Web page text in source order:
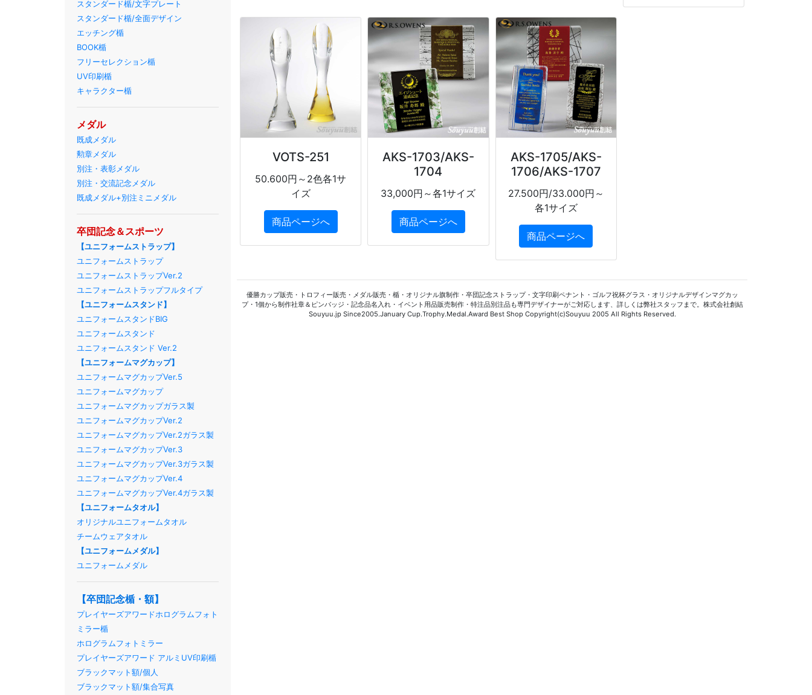
スタンダード楯/文字プレート
スタンダード楯/全面デザイン
エッチング楯
BOOK楯
フリーセレクション楯
UV印刷楯
キャラクター楯
メダル
既成メダル
勲章メダル
別注・表彰メダル
別注・交流記念メダル
既成メダル+別注ミニメダル
卒団記念＆スポーツ
【ユニフォームストラップ】
ユニフォームストラップ
ユニフォームストラップVer.2
ユニフォームストラップフルタイプ
【ユニフォームスタンド】
ユニフォームスタンドBIG
ユニフォームスタンド
ユニフォームスタンド Ver.2
【ユニフォームマグカップ】
ユニフォームマグカップVer.5
ユニフォームマグカップ
ユニフォームマグカップガラス製
ユニフォームマグカップVer.2
ユニフォームマグカップVer.2ガラス製
ユニフォームマグカップVer.3
ユニフォームマグカップVer.3ガラス製
ユニフォームマグカップVer.4
ユニフォームマグカップVer.4ガラス製
【ユニフォームタオル】
オリジナルユニフォームタオル
チームウェアタオル
【ユニフォームメダル】
ユニフォームメダル
【卒団記念楯・額】
プレイヤーズアワードホログラムフォト
ミラー楯
ホログラムフォトミラー
プレイヤーズアワード アルミUV印刷楯
ブラックマット額/個人
ブラックマット額/集合写真
VOTS-251
50.600円～2色各1サ
イズ
商品ページへ
AKS-1703/AKS-
1704
33,000円～各1サイズ
商品ページへ
AKS-1705/AKS-
1706/AKS-1707
27.500円/33.000円～
各1サイズ
商品ページへ
優勝カップ販売・トロフィー販売・メダル販売・楯・オリジナル旗制作・卒団記念ストラップ・文字印刷ペナント・ゴルフ祝杯グラス・オリジナルデザインマグカッ
プ・1個から制作社章＆ピンバッジ・記念品名入れ・イベント用品販売制作・特注品別注品も専門デザイナーがご対応します、詳しくは弊社スタッフまで。株式会社創結
Souyuu.jp Since2005.January Cup.Trophy.Medal.Award Best Shop Copyright(c)Souyuu 2005 All Rights Reserved.